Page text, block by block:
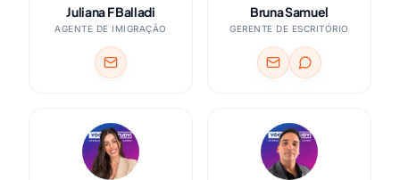
Juliana F Balladi
AGENTE DE IMIGRAÇÃO
Bruna Samuel
GERENTE DE ESCRITÓRIO